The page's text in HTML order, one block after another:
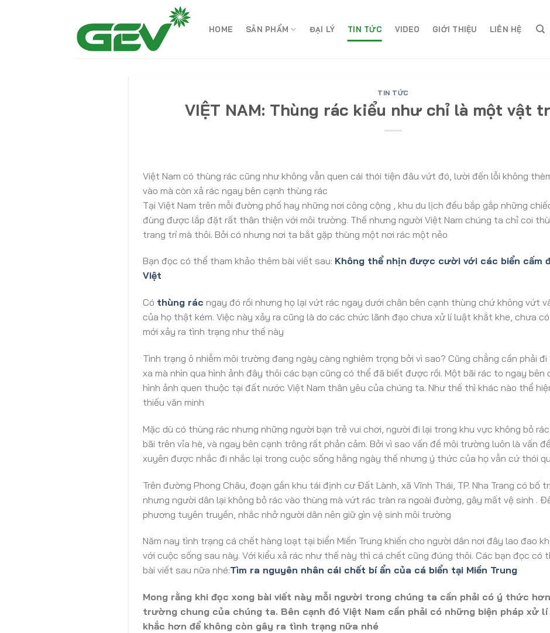
HOME SẢN PHẨM ĐẠI LÝ TIN TỨC VIDEO GIỚI THIỆU LIÊN HỆ
TIN TỨC
VIỆT NAM: Thùng rác kiểu như chỉ là một vật
Việt Nam có thùng rác cũng như không vẫn quen cái thói tiện đâu vứt đó, lười đến lỗi không
vào mà còn xả rác ngay bên cạnh thùng rác
Tại Việt Nam trên mỗi đường phố hay những nơi công cộng , khu du lịch đều bắp gắp những
đùng được lắp đặt rất thân thiện với môi trường. Thế nhưng người Việt Nam chúng ta chỉ coi
trang trí mà thôi. Bởi có nhưng nơi ta bắt gặp thùng một nơi rác một nẻo
Bạn đọc có thể tham khảo thêm bài viết sau: Không thể nhịn được cười với các biển cấm
Việt
Có thùng rác ngay đó rồi nhưng họ lại vứt rác ngay dưới chân bên cạnh thùng chứ không vứt
của họ thật kém. Việc này xảy ra cũng là do các chức lãnh đạo chưa xử lí luật khắt khe, chưa
mới xảy ra tình trạng như thế này
Tình trạng ô nhiễm môi trường đang ngày càng nghiêm trọng bởi vì sao? Cũng chẳng cần phải
xa mà nhìn qua hình ảnh đây thôi các bạn cũng có thể đã biết được rồi. Một bãi rác to ngay bên
hình ảnh quen thuộc tại đất nước Việt Nam thân yêu của chúng ta. Như thế thì khác nào thể
thiếu văn minh
Mặc dù có thùng rác nhưng những người bạn trẻ vui chơi, người đi lại trong khu vực không bỏ
bãi trên vỉa hè, và ngay bên cạnh trông rất phản cảm. Bởi vì sao vấn đề môi trường luôn là vấn
xuyên được nhắc đi nhắc lại trong cuộc sống hằng ngày thế nhưng ý thức của họ vẫn cứ thói
Trên đường Phong Châu, đoạn gần khu tái định cư Đất Lành, xã Vĩnh Thái, TP. Nha Trang có bố
nhưng người dân lại không bỏ rác vào thùng mà vứt rác tràn ra ngoài đường, gây mất vệ sinh .
phương tuyên truyền, nhắc nhở người dân nên giữ gìn vệ sinh môi trường
Năm nay tình trạng cá chết hàng loạt tại biển Miền Trung khiến cho người dân nơi đây lao đao
với cuộc sống sau này. Với kiểu xả rác như thế này thì cá chết cũng đúng thôi. Các bạn đọc có
bài viết sau nữa nhé:Tìm ra nguyên nhân cái chết bí ẩn của cá biển tại Miền Trung
Mong rằng khi đọc xong bài viết này mỗi người trong chúng ta cần phải có ý thức
trường chung của chúng ta. Bên cạnh đó Việt Nam cần phải có những biện pháp xử
khắc hơn để không còn gây ra tình trạng nữa nhé